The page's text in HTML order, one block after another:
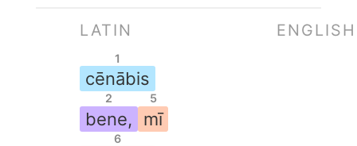
LATIN
1
cēnābis
2
bene,
5
mī
6
ENGLISH